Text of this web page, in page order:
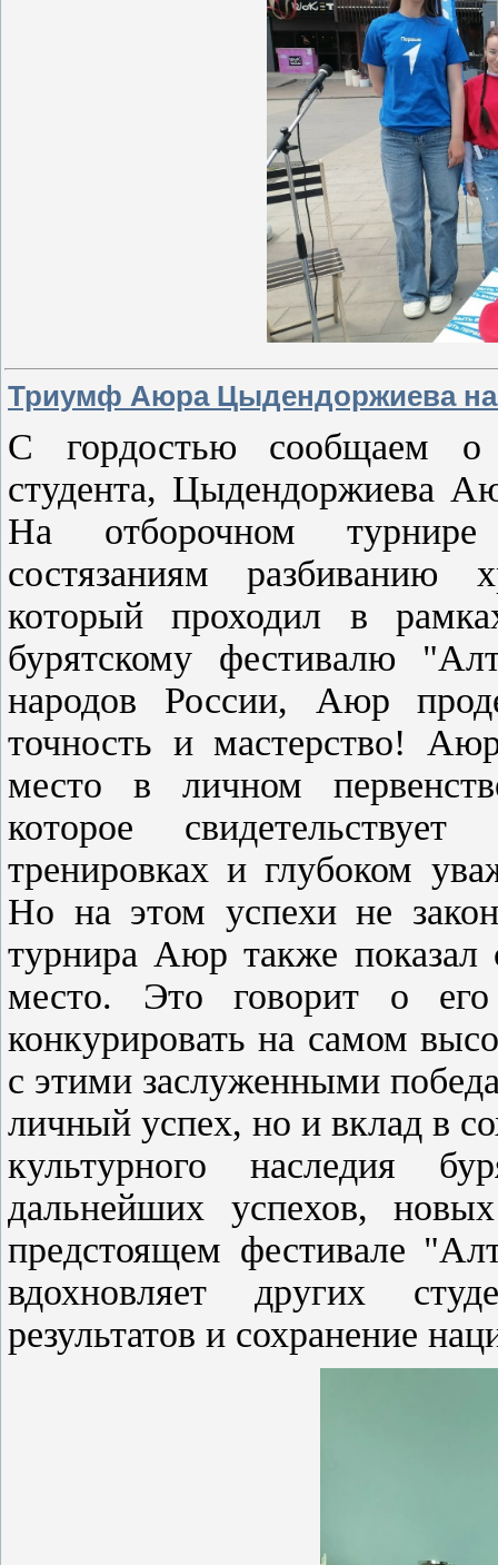
Триумф Аюра Цыдендоржиева на
С гордостью сообщаем о
студента,
На отборочном
состязаниям разбиванию
который проходил в
бурятскому фестивалю
народов России, Аюр
точность и мастерство!
место в личном
которое
тренировках и глубоком
Но на этом успехи не
турнира Аюр также показал
место. Это говорит о его
конкурировать на самом
с этими заслуженными
личный успех, но и вклад в
культурного наследия
дальнейших успехов,
предстоящем фестивале
вдохновляет других
результатов и сохранение